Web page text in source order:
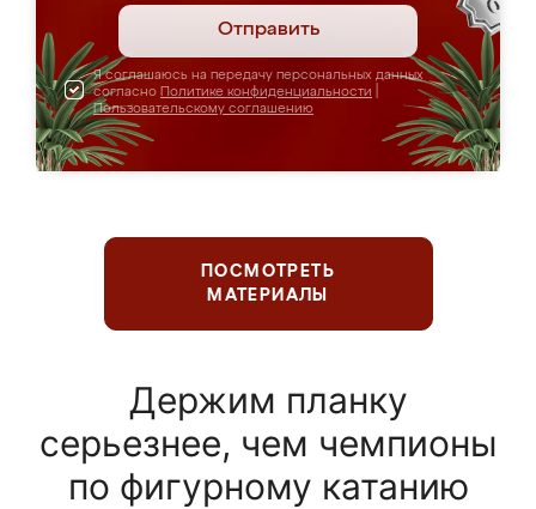
Отправить
Я соглашаюсь на передачу персональных данных
согласно Политике конфиденциальности
Пользовательскому соглашению
ПОСМОТРЕТЬ
МАТЕРИАЛЫ
Держим планку
серьезнее, чем чемпионы
по фигурному катанию